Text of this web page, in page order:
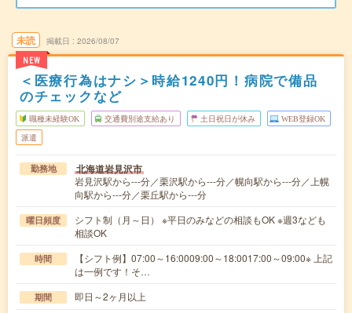
未読
NEW
掲載日 2026/08/07
＜医療行為はナシ＞時給1240円！病院で備品
のチェックなど
職種未経験OK 交通費別途支給あり 土日祝日が休み WEB登録OK
派遣
勤務地 北海道岩見沢市
岩見沢駅から---分／栗沢駅から---分／幌向駅から---分／上幌
向駅から---分／栗丘駅から---分
曜日頻度
シフト制（月～日） ※平日のみなどの相談もOK ※週3なども
相談OK
時間
【シフト例】07:00～16:0009:00～18:0017:00～09:00※ 上記
は一例です！そ…
期間 即日～2ヶ月以上